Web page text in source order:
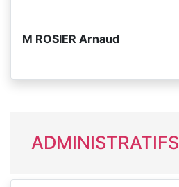
M ROSIER Arnaud
ADMINISTRATIFS